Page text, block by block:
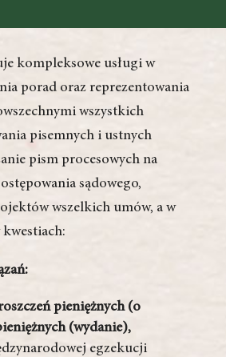
kompleksowe usługi w
porad oraz reprezentowania
wszystkich
pisemnych i ustnych
pism procesowych na
sądowego,
wszelkich umów, a w
pieniężnych (o
(wydanie),
egzekucji